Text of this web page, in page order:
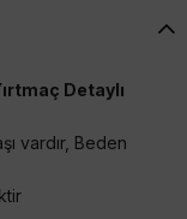
Detaylı
vardır, Beden